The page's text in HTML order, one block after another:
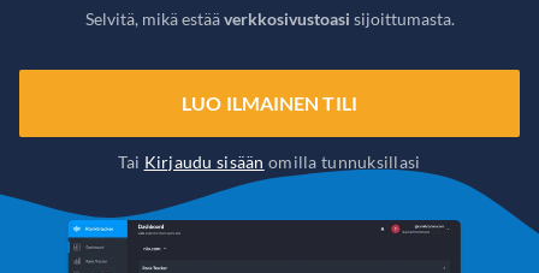
Selvitä, mikä estääverkkosivustoasi sijoittumasta.
LUO ILMAINEN TILI
Tai Kirjaudu sisään omilla tunnuksillasi